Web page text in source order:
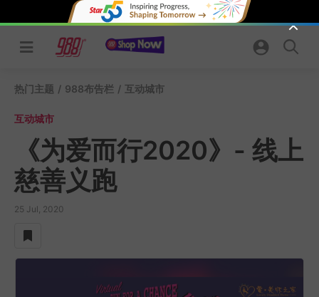
热门主题 / 988布告栏 / 互动城市
互动城市
《为爱而行2020》- 线上
慈善义跑
25 Jul, 2020